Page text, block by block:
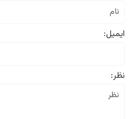
ایمیل:
نظر: